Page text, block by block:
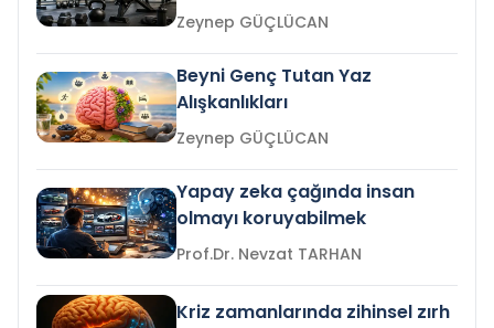
Zeynep GÜÇLÜCAN
Beyni Genç Tutan Yaz
Alışkanlıkları
Zeynep GÜÇLÜCAN
Yapay zeka çağında insan
olmayı koruyabilmek
Prof.Dr. Nevzat TARHAN
Kriz zamanlarında zihinsel zırh